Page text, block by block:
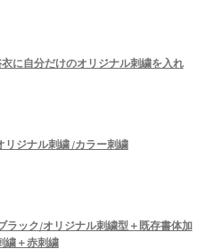
に自分だけのオリジナル刺繍を入れ
リジナル刺繍 /カラー刺繍
ラック/オリジナル刺繍型＋既存書体加
繍＋赤刺繍